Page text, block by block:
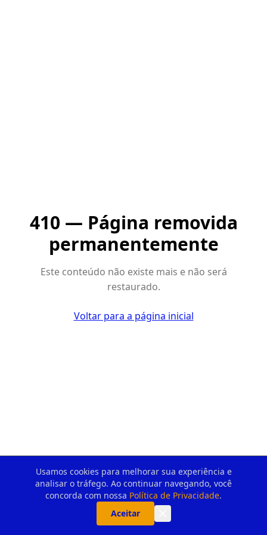
Usamos cookies para melhorar sua experiência e
analisar o tráfego. Ao continuar navegando, você
concorda com nossa Política de Privacidade.
Aceitar
410 — Página removida
permanentemente
Este conteúdo não existe mais e não será
restaurado.
Voltar para a página inicial